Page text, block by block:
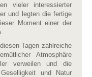
vieler interessierter
und legten die fertige
Moment einer der
Tagen zahlreiche
Atmosphäre
verweilen und die
und Natur